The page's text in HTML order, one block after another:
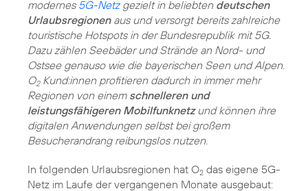
modernes 5G-Netzgezielt in beliebten deutschen
Urlaubsregionenaus und versorgt bereits zahlreiche
touristische Hotspots in der Bundesrepublik mit 5G.
Dazu zählen Seebäder und Strände an Nord- und
Ostsee genauso wie die bayerischen Seen und Alpen.
O2Kund:innen profitieren dadurch in immer mehr
Regionen von einem schnelleren und
leistungsfähigeren Mobilfunknetzund können ihre
digitalen Anwendungen selbst bei großem
Besucherandrang reibungslos nutzen.
In folgenden Urlaubsregionen hat O2 das eigene 5G-